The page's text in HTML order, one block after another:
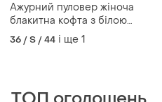
Ажурний пуловер жіноча
блакитна кофта з білою
окантовкою р. 44-46
36 / S / 44 і ще 1